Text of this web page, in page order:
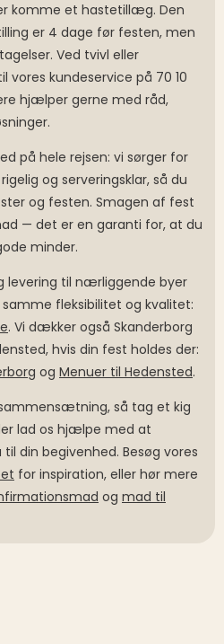
komme et hastetillæg. Den
er 4 dage før festen, men
Ved tvivl eller
vores kundeservice på 70 10
hjælper gerne med råd,
på hele rejsen: vi sørger for
og serveringsklar, så du
og festen. Smagen af fest
— det er en garanti for, at du
minder.
levering til nærliggende byer
fleksibilitet og kvalitet:
. Vi dækker også Skanderborg
hvis din fest holdes der:
og Menuer til Hedensted.
så tag et kig
lad os hjælpe med at
din begivenhed. Besøg vores
for inspiration, eller hør mere
og mad til